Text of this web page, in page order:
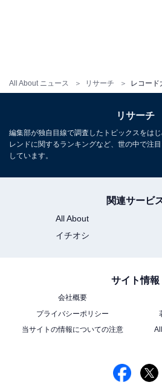
All About ニュース リサーチ
リサーチ
編集部が独自目線で調査したトピックスをは
レンドに関するランキングなど、世の中で注
しています。
関連サービ
All About
イチオシ
サイト情報
会社概要
プライバシーポリシー
当サイトの情報についての注意